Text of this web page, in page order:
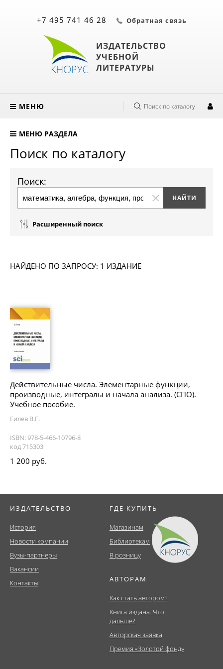
ИЗДАТЕЛЬСТВО
УЧЕБНОЙ
ЛИТЕРАТУРЫ
+7 495 741 46 28 Обратная связь
МЕНЮ Поиск по каталогу
МЕНЮ РАЗДЕЛА
Поиск по каталогу
Поиск:
Расширенный поиск
НАЙДЕНО ПО ЗАПРОСУ: 1 ИЗДАНИЕ
Действительные числа. Элементарные функции,
производные, интегралы и начала анализа. (СПО).
Учебное пособие.
Гилев В.Г.
ISBN: 978-5-466-10796-8
код 715303
1 200 руб.
ИЗДАТЕЛЬСТВО
История
Новости компании
Вузы-партнеры
Вакансии
Контакты
ГДЕ КУПИТЬ
Магазинам
Библиотекам
В розницу
АВТОРАМ
Как стать автором?
Книга издана. Что
дальше?
Авторская заявка
Премия «Золотой фонд»